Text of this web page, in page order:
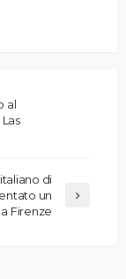
al
di
un
Firenze